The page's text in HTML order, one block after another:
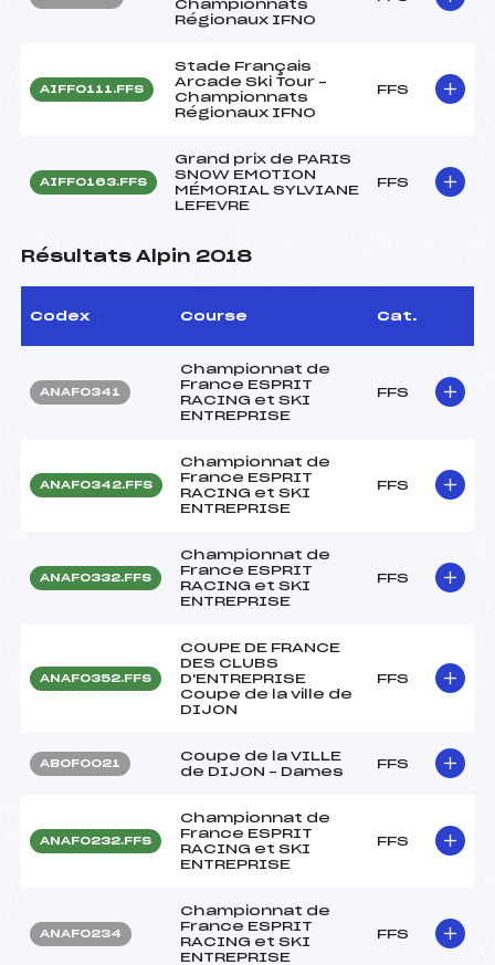
Championnats
Régionaux IFNO
AIFF0111.FFS
Stade Français
Arcade Ski Tour –
Championnats
Régionaux IFNO
FFS
AIFF0163.FFS
Grand prix de PARIS
SNOW EMOTION
MÉMORIAL SYLVIANE
LEFEVRE
FFS
Résultats Alpin 2018
Codex Course Cat.
ANAF0341
Championnat de
France ESPRIT
RACING et SKI
ENTREPRISE
FFS
ANAF0342.FFS
Championnat de
France ESPRIT
RACING et SKI
ENTREPRISE
FFS
ANAF0332.FFS
Championnat de
France ESPRIT
RACING et SKI
ENTREPRISE
FFS
ANAF0352.FFS
COUPE DE FRANCE
DES CLUBS
D'ENTREPRISE
Coupe de la ville de
DIJON
FFS
ABOF0021
Coupe de la VILLE
de DIJON – Dames
FFS
ANAF0232.FFS
Championnat de
France ESPRIT
RACING et SKI
ENTREPRISE
FFS
ANAF0234
Championnat de
France ESPRIT
RACING et SKI
ENTREPRISE
FFS